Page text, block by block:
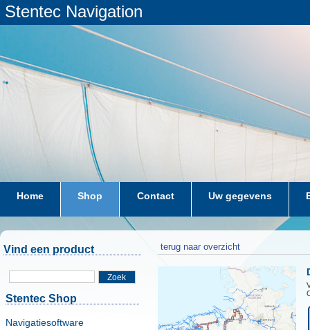
Stentec Navigation
Home Shop Contact Uw gegevens
Vind een product
Zoek
Stentec Shop
Navigatiesoftware
terug naar overzicht